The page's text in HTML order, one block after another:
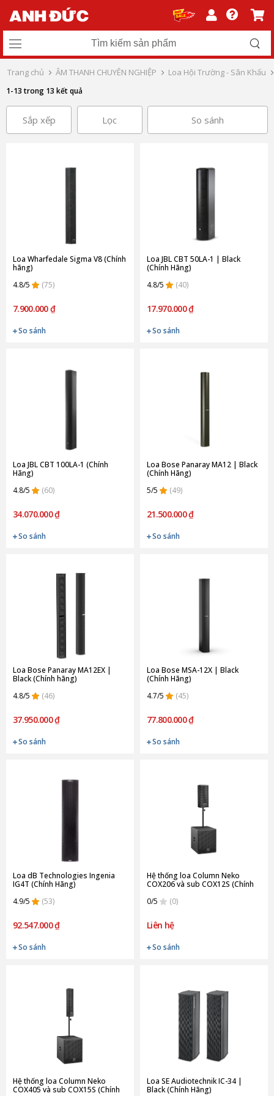
Trang chủ ÂM THANH CHUYÊN NGHIỆP Loa Hội Trường - Sân Khấu
1-13 trong 13 kết quả
Sắp xếp Lọc So sánh
Loa Wharfedale Sigma V8 (Chính
hãng)
4.8/5
(75)
7.900.000 ₫
So sánh
Loa JBL CBT 50LA-1 | Black
(Chính Hãng)
4.8/5
(40)
17.970.000 ₫
So sánh
Loa JBL CBT 100LA-1 (Chính
Hãng)
4.8/5
(60)
34.070.000 ₫
So sánh
Loa Bose Panaray MA12 | Black
(Chính Hãng)
5/5
(49)
21.500.000 ₫
So sánh
Loa Bose Panaray MA12EX |
Black (Chính hãng)
4.8/5
(46)
37.950.000 ₫
So sánh
Loa Bose MSA-12X | Black
(Chính Hãng)
4.7/5
(45)
77.800.000 ₫
So sánh
Loa dB Technologies Ingenia
IG4T (Chính Hãng)
4.9/5
(53)
92.547.000 ₫
So sánh
Hệ thống loa Column Neko
COX206 và sub COX12S (Chính
0/5
(0)
Liên hệ
So sánh
Hệ thống loa Column Neko
COX405 và sub COX15S (Chính
Loa SE Audiotechnik IC-34 |
Black (Chính Hãng)